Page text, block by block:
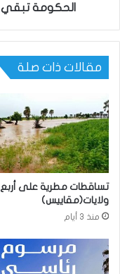
الحكومة تبقي
مقالات ذات صلة
تساقطات مطرية على أربع
ولايات(مقاييس)
منذ 3 أيام